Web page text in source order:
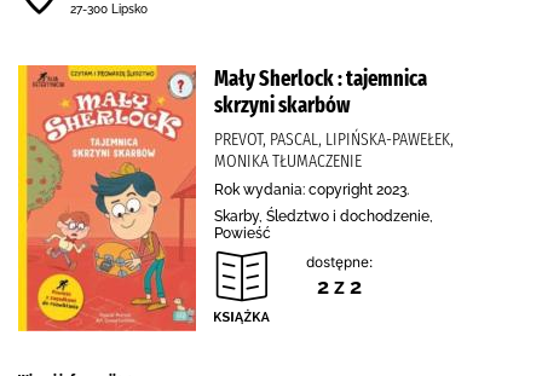
27-300 Lipsko
Mały Sherlock : tajemnica
skrzyni skarbów
PREVOT, PASCAL, LIPIŃSKA-PAWEŁEK,
MONIKA TŁUMACZENIE
Rok wydania: copyright 2023.
Skarby, Śledztwo i dochodzenie,
Powieść
dostępne:
2 z 2